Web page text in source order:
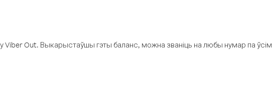
Viber Out. Выкарыстаўшы гэты баланс, можна званіць на любы нумар па ўсім